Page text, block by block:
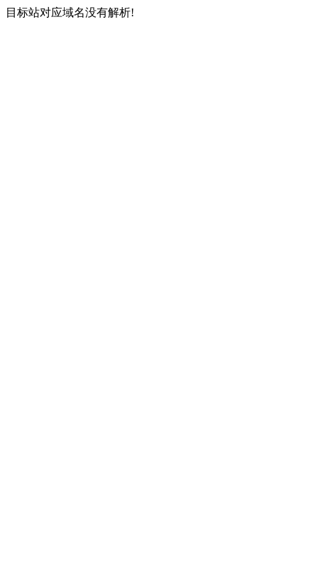
目标站对应域名没有解析!